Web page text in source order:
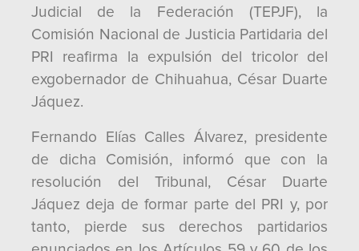
Judicial de la Federación (TEPJF), la
Comisión Nacional de Justicia Partidaria del
PRI reafirma la expulsión del tricolor del
exgobernador de Chihuahua, César Duarte
Jáquez.
Fernando Elías Calles Álvarez, presidente
de dicha Comisión, informó que con la
resolución del Tribunal, César Duarte
Jáquez deja de formar parte del PRI y, por
tanto, pierde sus derechos partidarios